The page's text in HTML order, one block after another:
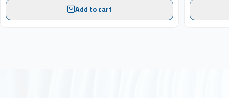
Add to cart